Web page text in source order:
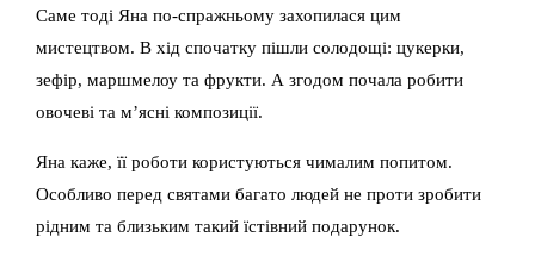
Саме тоді Яна по-спражньому захопилася цим
мистецтвом. В хід спочатку пішли солодощі: цукерки,
зефір, маршмелоу та фрукти. А згодом почала робити
овочеві та м’ясні композиції.
Яна каже, її роботи користуються чималим попитом.
Особливо перед святами багато людей не проти зробити
рідним та близьким такий їстівний подарунок.